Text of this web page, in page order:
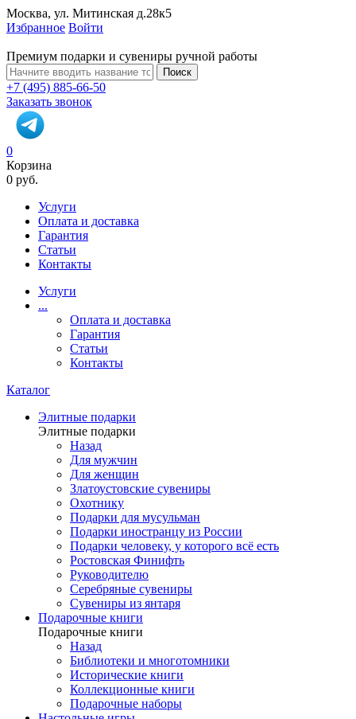
Москва, ул. Митинская д.28к5
Избранное Войти
Премиум подарки и сувениры ручной работы
Поиск
+7 (495) 885-66-50
Заказать звонок
0
Корзина
0 руб.
Услуги
Оплата и доставка
Гарантия
Статьи
Контакты
Услуги
...
Оплата и доставка
Гарантия
Статьи
Контакты
Каталог
Элитные подарки
Элитные подарки
Назад
Для мужчин
Для женщин
Златоустовские сувениры
Охотнику
Подарки для мусульман
Подарки иностранцу из России
Подарки человеку, у которого всё есть
Ростовская Финифть
Руководителю
Серебряные сувениры
Сувениры из янтаря
Подарочные книги
Подарочные книги
Назад
Библиотеки и многотомники
Исторические книги
Коллекционные книги
Подарочные наборы